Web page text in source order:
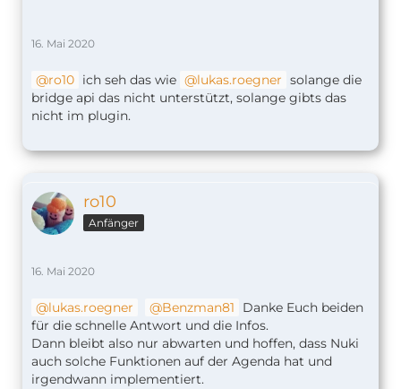
16. Mai 2020
ro10 ich seh das wie lukas.roegner solange die
bridge api das nicht unterstützt, solange gibts das
nicht im plugin.
ro10
Anfänger
16. Mai 2020
lukas.roegner Benzman81
Danke Euch beiden
für die schnelle Antwort und die Infos.
Dann bleibt also nur abwarten und hoffen, dass Nuki
auch solche Funktionen auf der Agenda hat und
irgendwann implementiert.